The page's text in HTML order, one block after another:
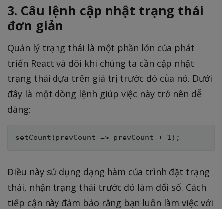
3. Câu lệnh cập nhật trạng thái
đơn giản
Quản lý trạng thái là một phần lớn của phát
triển React và đôi khi chúng ta cần cập nhật
trạng thái dựa trên giá trị trước đó của nó. Dưới
đây là một dòng lệnh giúp việc này trở nên dễ
dàng:
Điều này sử dụng dạng hàm của trình đặt trạng
thái, nhận trạng thái trước đó làm đối số. Cách
tiếp cận này đảm bảo rằng bạn luôn làm việc với